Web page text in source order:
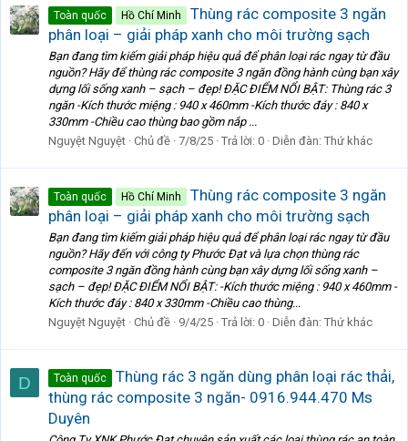
Toàn quốc Hồ Chí Minh
Thùng rác composite 3 ngăn
phân loại – giải pháp xanh cho môi trường sạch
Bạn đang tìm kiếm giải pháp hiệu quả để phân loại rác ngay từ đầu
nguồn? Hãy để thùng rác composite 3 ngăn đồng hành cùng bạn xây
dựng lối sống xanh – sạch – đẹp! ĐẶC ĐIỂM NỔI BẬT: Thùng rác 3
ngăn -Kích thước miệng : 940 x 460mm -Kích thước đáy : 840 x
330mm -Chiều cao thùng bao gồm nắp ...
Nguyệt Nguyệt Chủ đề 7/8/25 Trả lời: 0 Diễn đàn: Thứ khác
Toàn quốc Hồ Chí Minh
Thùng rác composite 3 ngăn
phân loại – giải pháp xanh cho môi trường sạch
Bạn đang tìm kiếm giải pháp hiệu quả để phân loại rác ngay từ đầu
nguồn? Hãy đến với công ty Phước Đạt và lựa chọn thùng rác
composite 3 ngăn đồng hành cùng bạn xây dựng lối sống xanh –
sạch – đẹp! ĐẶC ĐIỂM NỔI BẬT: -Kích thước miệng : 940 x 460mm -
Kích thước đáy : 840 x 330mm -Chiều cao thùng...
Nguyệt Nguyệt Chủ đề 9/4/25 Trả lời: 0 Diễn đàn: Thứ khác
D Toàn quốc
Thùng rác 3 ngăn dùng phân loại rác thải,
thùng rác composite 3 ngăn- 0916.944.470 Ms
Duyên